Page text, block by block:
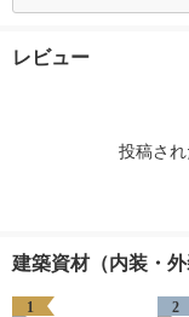
レビュー
投稿され
建築資材（内装・
1 2